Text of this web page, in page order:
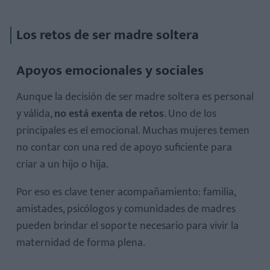
Los retos de ser madre soltera
Apoyos emocionales y sociales
Aunque la decisión de ser madre soltera es personal
y válida,no está exenta de retos. Uno de los
principales es el emocional. Muchas mujeres temen
no contar con una red de apoyo suficiente para
criar a un hijo o hija.
Por eso es clave tener acompañamiento: familia,
amistades, psicólogos y comunidades de madres
pueden brindar el soporte necesario para vivir la
maternidad de forma plena.